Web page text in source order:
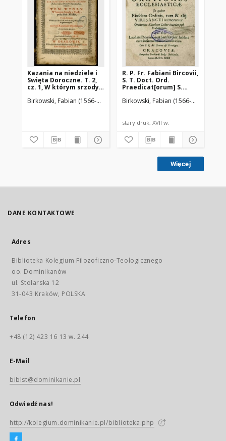
Kazania na niedziele i
Swięta Doroczne. T. 2,
cz. 1, W którym srzody y
Wielki, y wiele swiętych
nowym kazaniem
wspomniano
Birkowski, Fabian (1566-1636) Piotrkowczyk, Andrzej (ca 1585-1645).
R. P. Fr. Fabiani Bircovii,
S. T. Doct. Ord.
Praedicat[orum] S.
Ecclesiasticae : Jn
memorantur :
Lector inueniet post
Praefationem [...]
Birkowski, Fabian (1566-1636)
stary druk, XVII w.
Więcej
DANE KONTAKTOWE
Adres
Biblioteka Kolegium Filozoficzno-Teologicznego
oo. Dominikanów
ul. Stolarska 12
31-043 Kraków, POLSKA
Telefon
+48 (12) 423 16 13 w. 244
E-Mail
biblst@dominikanie.pl
Odwiedź nas!
http://kolegium.dominikanie.pl/biblioteka.php